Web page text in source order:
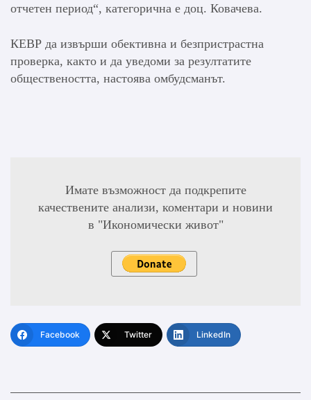
отчетен период“, категорична е доц. Ковачева.
КЕВР да извърши обективна и безпристрастна
проверка, както и да уведоми за резултатите
обществеността, настоява омбудсманът.
Имате възможност да подкрепите
качествените анализи, коментари и новини
в "Икономически живот"
Facebook Twitter LinkedIn